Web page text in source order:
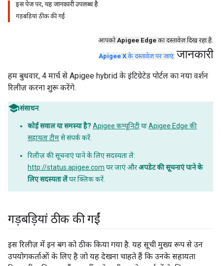
इस पेज पर, यह जानकारी उपलब्ध है
गड़बड़ियां ठीक की गईं
आपकोApigee Edge का दस्तावेज़ दिख रहा है.
Apigee X के दस्तावेज़ पर जाएं. जानकारी
हम बुधवार, 4 मार्च से Apigee hybrid के इंटिग्रेटेड पोर्टल का नया वर्शन
रिलीज़ करना शुरू करेंगे.
संसाधन:
कोई सवाल या समस्या है? Apigee कम्यूनिटीयाApigee Edge की
सहायता टीमसे संपर्क करें.
रिलीज़ की सूचनाएं पाने के लिए सदस्यता लें:
http://status.apigee.com पर जाएं औरअपडेट की सूचनाएं पाने के
लिए सदस्यता लेंपर क्लिक करें.
गड़बड़ियां ठीक की गईं
इस रिलीज़ में इन बग को ठीक किया गया है. यह सूची मुख्य रूप से उन
उपयोगकर्ताओं के लिए है जो यह देखना चाहते हैं कि उनके सहायता